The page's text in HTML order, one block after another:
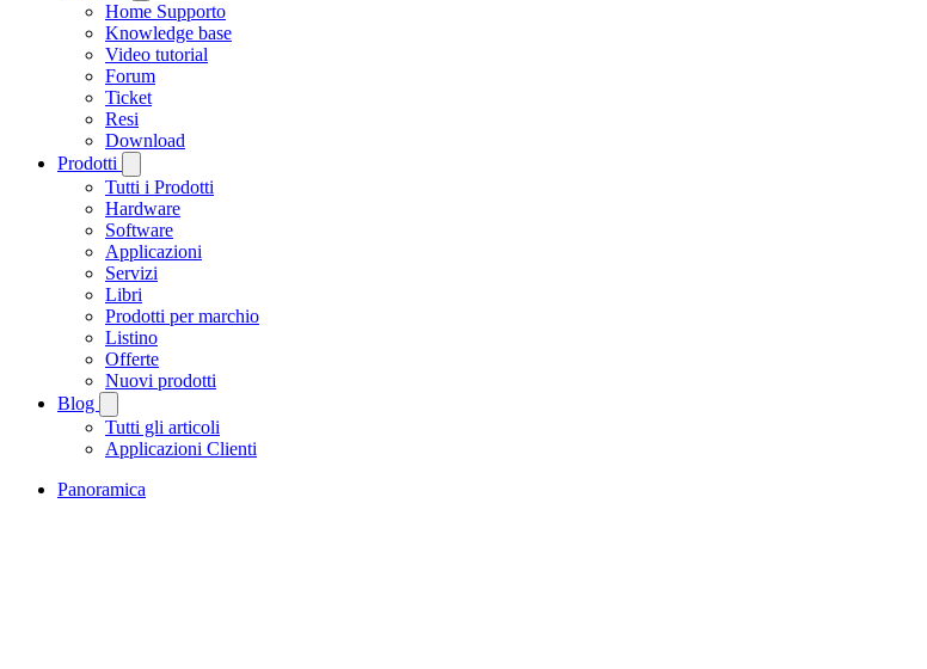
Home Supporto
Knowledge base
Video tutorial
Forum
Ticket
Resi
Download
Prodotti
Tutti i Prodotti
Hardware
Software
Applicazioni
Servizi
Libri
Prodotti per marchio
Listino
Offerte
Nuovi prodotti
Blog
Tutti gli articoli
Applicazioni Clienti
Panoramica